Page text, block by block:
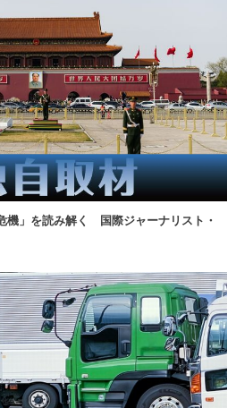
機」を読み解く 国際ジャーナリスト・